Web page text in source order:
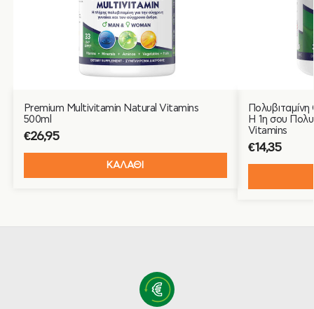
Premium Multivitamin Natural Vitamins
500ml
€26,95
ΚΑΛΑΘΙ
Η 1η σου
Vitamins
€14,35